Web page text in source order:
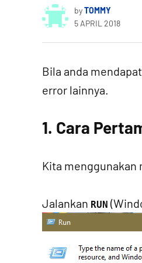
byTOMMY
5 APRIL 2018
Bila anda
error lainnya.
1. Cara
Kita menggunakan
Jalankan RUN